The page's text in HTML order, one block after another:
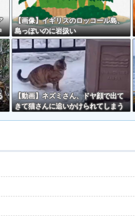
【画像】イギリスのロッコール島、
島っぽいのに岩扱い
【動画】ネズミさん、ドヤ顔で出て
きて猫さんに追いかけられてしまう